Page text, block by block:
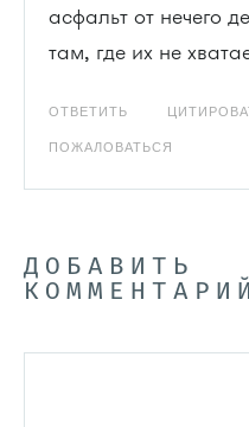
асфальт от нечего
там, где их не
ОТВЕТИТЬ
ПОЖАЛОВАТЬСЯ
ДОБАВИТЬ
КОММЕНТАРИЙ